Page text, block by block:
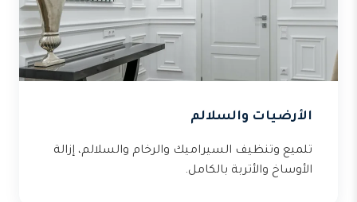
الأرضيات والسلالم
تلميع وتنظيف السيراميك والرخام والسلالم، إزالة
الأوساخ والأتربة بالكامل.